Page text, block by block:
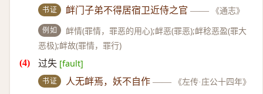
书证 衅门子弟不得居宿卫近侍之官 —— 《通志》
例如
衅情(罪情，罪恶的用心);衅恶(罪恶);衅稔恶盈(罪大
恶极);衅故(罪情，罪行)
过失 [fault]
书证 人无衅焉，妖不自作 —— 《左传·庄公十四年》